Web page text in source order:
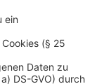
und als
Martin, einst
It Again")
Way").